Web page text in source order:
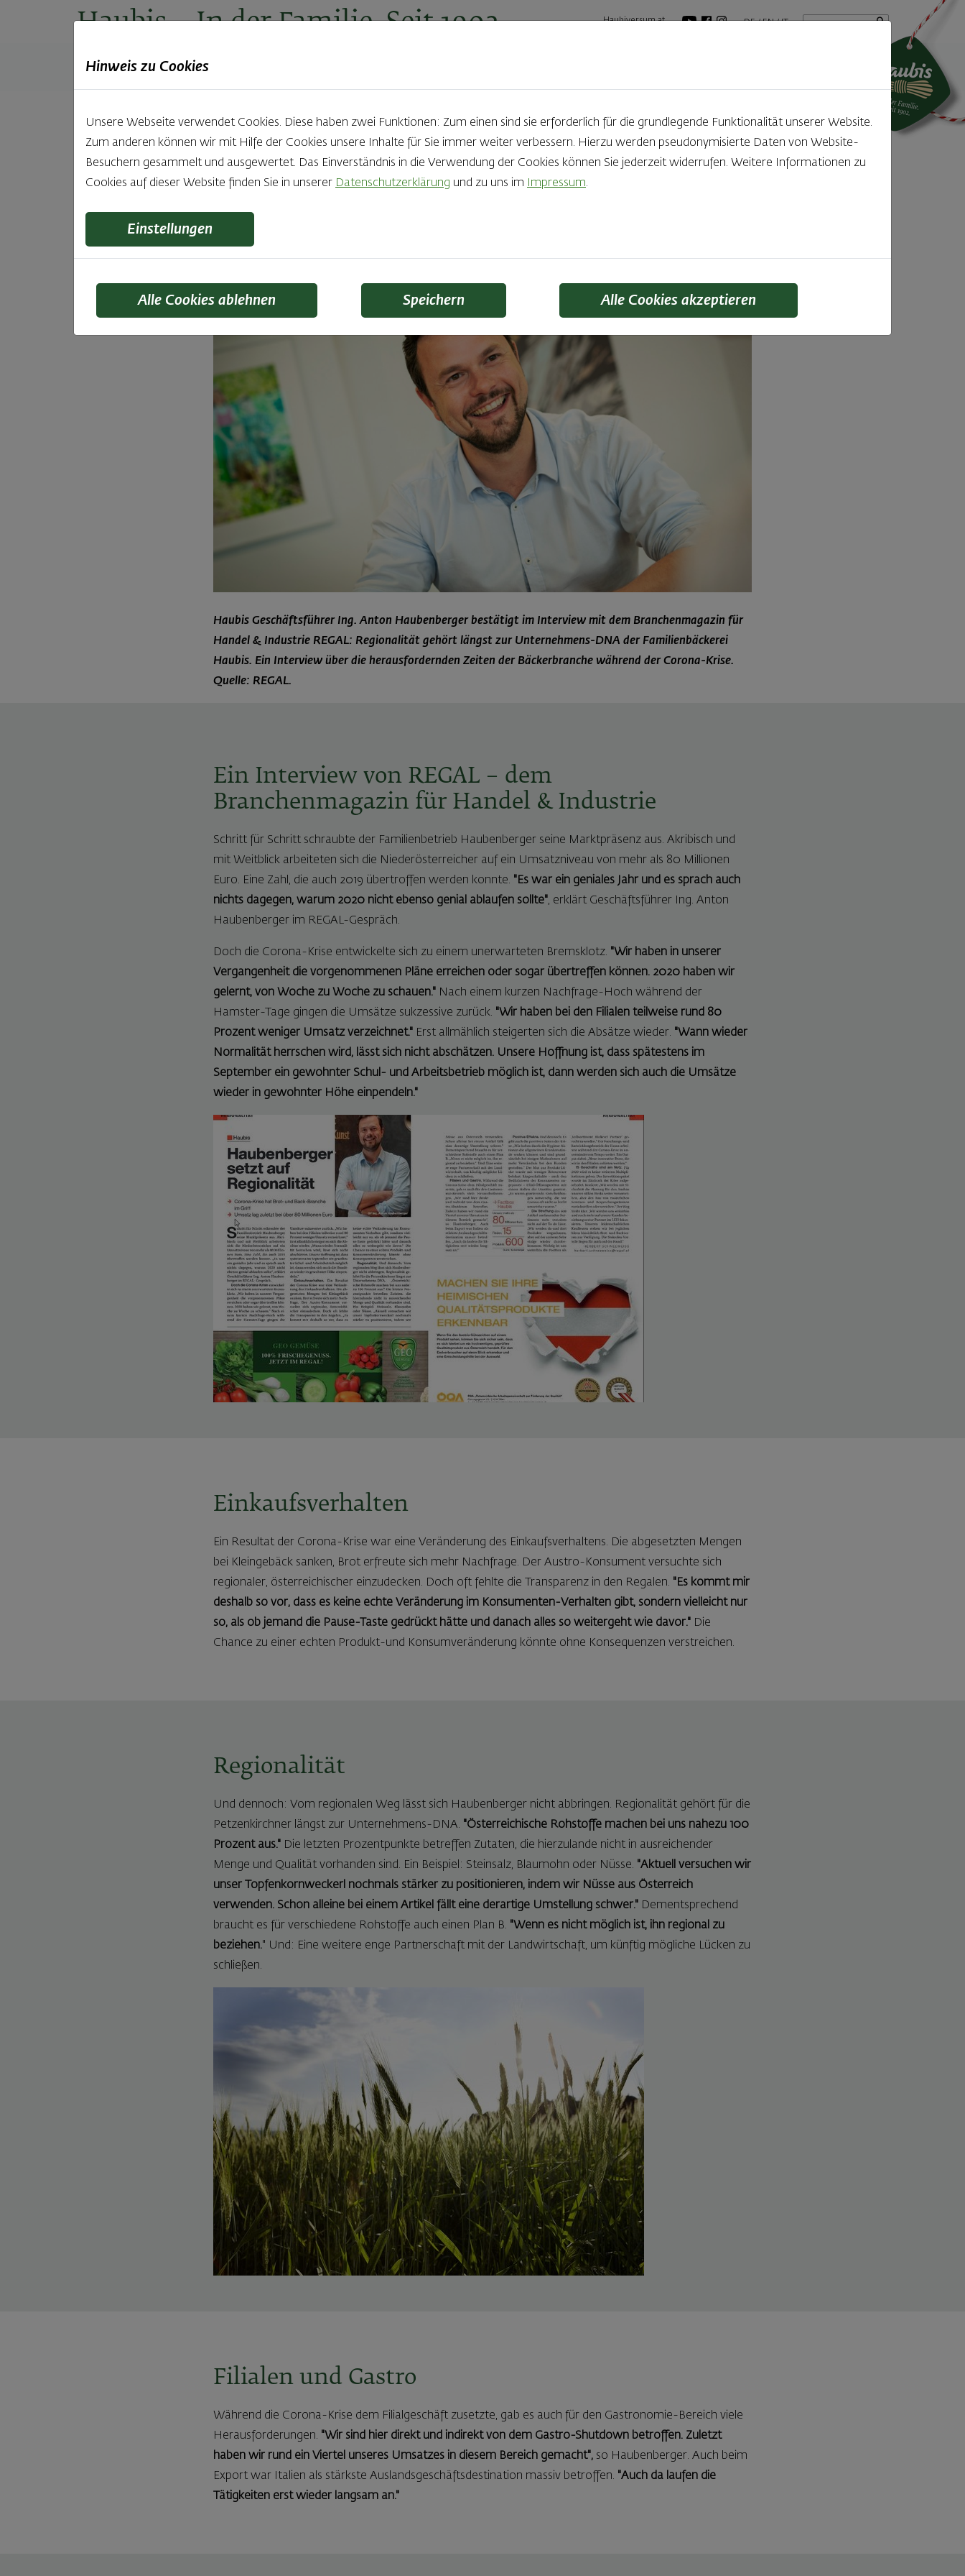
Haubis– In der Familie. Seit 1902. Haubiversum.at DE EN IT Suchbegriff
Produkte Backstuben
Haubis setzt auf Regionalität
Haubis Geschäftsführer Ing. Anton Haubenberger bestätigt im Interview mit dem Branchenmagazin für
Handel & Industrie REGAL: Regionalität gehört längst zur Unternehmens-DNA der Familienbäckerei
Haubis. Ein Interview über die herausfordernden Zeiten der Bäckerbranche während der Corona-Krise.
Quelle: REGAL.
Ein Interview von REGAL – dem
Branchenmagazin für Handel & Industrie
Schritt für Schritt schraubte der Familienbetrieb Haubenberger seine Marktpräsenz aus. Akribisch und
mit Weitblick arbeiteten sich die Niederösterreicher auf ein Umsatzniveau von mehr als 80 Millionen
Euro. Eine Zahl, die auch 2019 übertroffen werden konnte. "Es war ein geniales Jahr und es sprach auch
nichts dagegen, warum 2020 nicht ebenso genial ablaufen sollte", erklärt Geschäftsführer Ing. Anton
Haubenberger im REGAL-Gespräch.
Doch die Corona-Krise entwickelte sich zu einem unerwarteten Bremsklotz. "Wir haben in unserer
Vergangenheit die vorgenommenen Pläne erreichen oder sogar übertreffen können. 2020 haben wir
gelernt, von Woche zu Woche zu schauen." Nach einem kurzen Nachfrage-Hoch während der
Hamster-Tage gingen die Umsätze sukzessive zurück. "Wir haben bei den Filialen teilweise rund 80
Prozent weniger Umsatz verzeichnet." Erst allmählich steigerten sich die Absätze wieder. "Wann wieder
Normalität herrschen wird, lässt sich nicht abschätzen. Unsere Hoffnung ist, dass spätestens im
September ein gewohnter Schul- und Arbeitsbetrieb möglich ist, dann werden sich auch die Umsätze
wieder in gewohnter Höhe einpendeln."
Einkaufsverhalten
Ein Resultat der Corona-Krise war eine Veränderung des Einkaufsverhaltens. Die abgesetzten Mengen
bei Kleingebäck sanken, Brot erfreute sich mehr Nachfrage. Der Austro-Konsument versuchte sich
regionaler, österreichischer einzudecken. Doch oft fehlte die Transparenz in den Regalen. "Es kommt mir
deshalb so vor, dass es keine echte Veränderung im Konsumenten-Verhalten gibt, sondern vielleicht nur
so, als ob jemand die Pause-Taste gedrückt hätte und danach alles so weitergeht wie davor." Die
Chance zu einer echten Produkt-und Konsumveränderung könnte ohne Konsequenzen verstreichen.
Regionalität
Und dennoch: Vom regionalen Weg lässt sich Haubenberger nicht abbringen. Regionalität gehört für die
Petzenkirchner längst zur Unternehmens-DNA. "Österreichische Rohstoffe machen bei uns nahezu 100
Prozent aus." Die letzten Prozentpunkte betreffen Zutaten, die hierzulande nicht in ausreichender
Menge und Qualität vorhanden sind. Ein Beispiel: Steinsalz, Blaumohn oder Nüsse. "Aktuell versuchen wir
unser Topfenkornweckerl nochmals stärker zu positionieren, indem wir Nüsse aus Österreich
verwenden. Schon alleine bei einem Artikel fällt eine derartige Umstellung schwer." Dementsprechend
braucht es für verschiedene Rohstoffe auch einen Plan B. "Wenn es nicht möglich ist, ihn regional zu
beziehen." Und: Eine weitere enge Partnerschaft mit der Landwirtschaft, um künftig mögliche Lücken zu
schließen.
Filialen und Gastro
Während die Corona-Krise dem Filialgeschäft zusetzte, gab es auch für den Gastronomie-Bereich viele
Herausforderungen. "Wir sind hier direkt und indirekt von dem Gastro-Shutdown betroffen. Zuletzt
haben wir rund ein Viertel unseres Umsatzes in diesem Bereich gemacht", so Haubenberger. Auch beim
Export war Italien als stärkste Auslandsgeschäftsdestination massiv betroffen. "Auch da laufen die
Tätigkeiten erst wieder langsam an."
Hinweis zu Cookies
Unsere Webseite verwendet Cookies. Diese haben zwei Funktionen: Zum einen sind sie erforderlich für die grundlegende Funktionalität unserer Website.
Zum anderen können wir mit Hilfe der Cookies unsere Inhalte für Sie immer weiter verbessern. Hierzu werden pseudonymisierte Daten von Website-
Besuchern gesammelt und ausgewertet. Das Einverständnis in die Verwendung der Cookies können Sie jederzeit widerrufen. Weitere Informationen zu
Cookies auf dieser Website finden Sie in unserer Datenschutzerklärung und zu uns im Impressum.
Einstellungen
Alle Cookies ablehnen Speichern Alle Cookies akzeptieren